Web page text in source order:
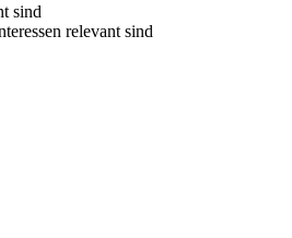
sind
relevant sind